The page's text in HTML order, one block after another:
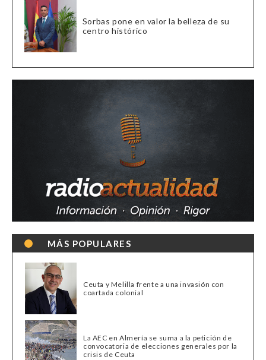
Sorbas pone en valor la belleza de su
centro histórico
MÁS POPULARES
Ceuta y Melilla frente a una invasión con
coartada colonial
La AEC en Almería se suma a la petición de
convocatoria de elecciones generales por la
crisis de Ceuta